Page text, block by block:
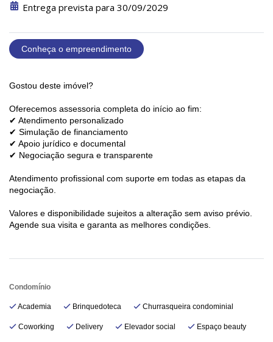
Entrega prevista para 30/09/2029
Conheça o empreendimento
Gostou deste imóvel?
Oferecemos assessoria completa do início ao fim:
✔ Atendimento personalizado
✔ Simulação de financiamento
✔ Apoio jurídico e documental
✔ Negociação segura e transparente
Atendimento profissional com suporte em todas as etapas da
negociação.
Valores e disponibilidade sujeitos a alteração sem aviso prévio.
Agende sua visita e garanta as melhores condições.
Condomínio
Academia Brinquedoteca Churrasqueira condominial
Coworking Delivery Elevador social Espaço beauty